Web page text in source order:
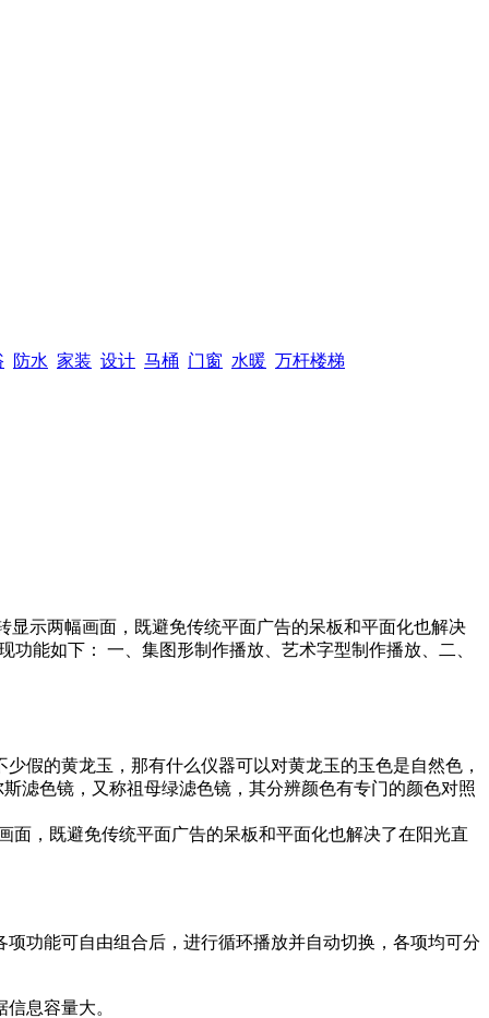
防水 家装 设计 马桶 门窗 水暖 万杆楼梯
示两幅画面，既避免传统平面广告的呆板和平面化也解决
能如下： 一、集图形制作播放、艺术字型制作播放、二、
假的黄龙玉，那有什么仪器可以对黄龙玉的玉色是自然色，
滤色镜，又称祖母绿滤色镜，其分辨颜色有专门的颜色对照
面，既避免传统平面广告的呆板和平面化也解决了在阳光直
功能可自由组合后，进行循环播放并自动切换，各项均可分
息容量大。